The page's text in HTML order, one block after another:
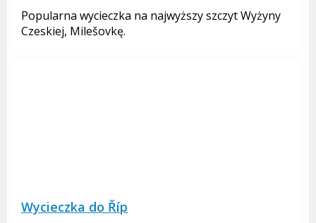
Popularna wycieczka na najwyższy szczyt Wyżyny
Czeskiej, Milešovkę.
Wycieczka do Říp